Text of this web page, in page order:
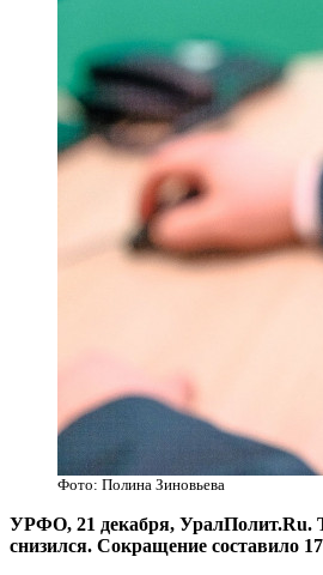
Фото: Полина Зиновьева
УРФО, 21 декабря, УралПолит.Ru.
снизился. Сокращение составило